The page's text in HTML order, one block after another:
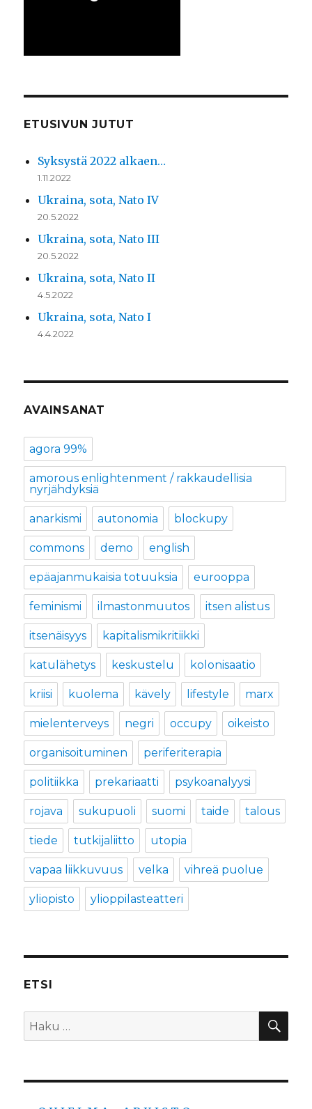
ETUSIVUN JUTUT
Syksystä 2022 alkaen…
1.11.2022
Ukraina, sota, Nato IV
20.5.2022
Ukraina, sota, Nato III
20.5.2022
Ukraina, sota, Nato II
4.5.2022
Ukraina, sota, Nato I
4.4.2022
AVAINSANAT
agora 99%
amorous enlightenment / rakkaudellisia
nyrjähdyksiä
anarkismi autonomia blockupy
commons demo english
epäajanmukaisia totuuksia eurooppa
feminismi ilmastonmuutos itsen alistus
itsenäisyys kapitalismikritiikki
katulähetys keskustelu kolonisaatio
kriisi kuolema kävely lifestyle marx
mielenterveys negri occupy oikeisto
organisoituminen periferiterapia
politiikka prekariaatti psykoanalyysi
rojava sukupuoli suomi taide talous
tiede tutkijaliitto utopia
vapaa liikkuvuus velka vihreä puolue
yliopisto ylioppilasteatteri
ETSI
Etsi: